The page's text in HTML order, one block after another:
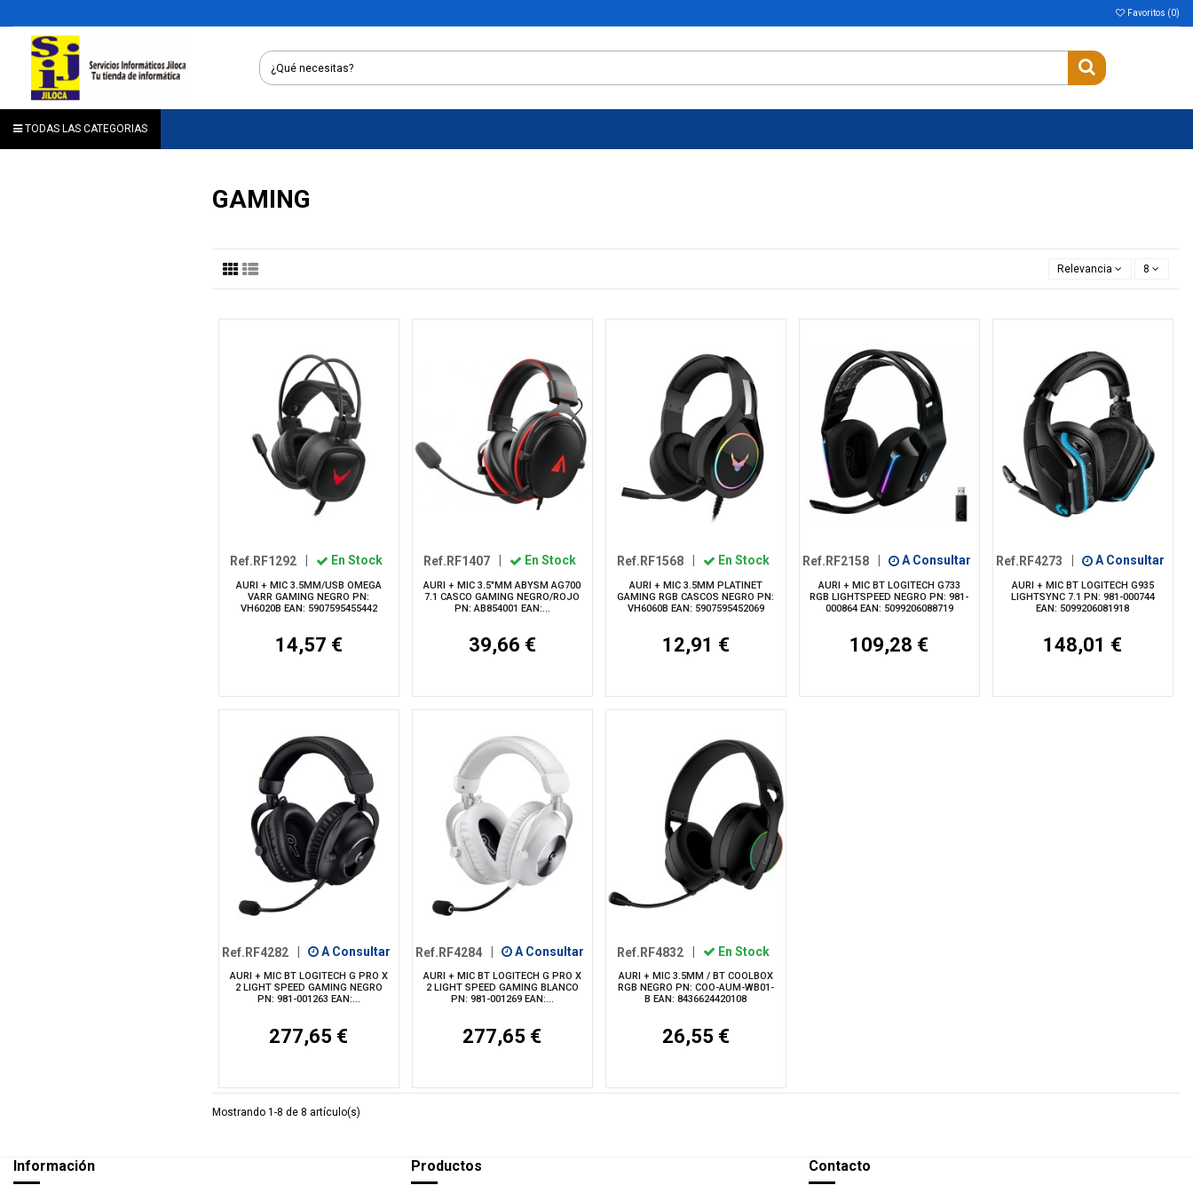
Favoritos (0)
TODAS LAS CATEGORIAS
GAMING
Relevancia 8
Ref.RF1292 En Stock
AURI + MIC 3.5MM/USB OMEGA
VARR GAMING NEGRO PN:
VH6020B EAN: 5907595455442
14,57 €
Ref.RF1407 En Stock
AURI + MIC 3.5"MM ABYSM AG700
7.1 CASCO GAMING NEGRO/ROJO
PN: AB854001 EAN:...
39,66 €
Ref.RF1568 En Stock
AURI + MIC 3.5MM PLATINET
GAMING RGB CASCOS NEGRO PN:
VH6060B EAN: 5907595452069
12,91 €
Ref.RF2158 A Consultar
AURI + MIC BT LOGITECH G733
RGB LIGHTSPEED NEGRO PN: 981-
000864 EAN: 5099206088719
109,28 €
Ref.RF4273 A Consultar
AURI + MIC BT LOGITECH G935
LIGHTSYNC 7.1 PN: 981-000744
EAN: 5099206081918
148,01 €
Ref.RF4282 A Consultar
AURI + MIC BT LOGITECH G PRO X
2 LIGHT SPEED GAMING NEGRO
PN: 981-001263 EAN:...
277,65 €
Ref.RF4284 A Consultar
AURI + MIC BT LOGITECH G PRO X
2 LIGHT SPEED GAMING BLANCO
PN: 981-001269 EAN:...
277,65 €
Ref.RF4832 En Stock
AURI + MIC 3.5MM / BT COOLBOX
RGB NEGRO PN: COO-AUM-WB01-
B EAN: 8436624420108
26,55 €
Mostrando 1-8 de 8 artículo(s)
Información Productos Contacto